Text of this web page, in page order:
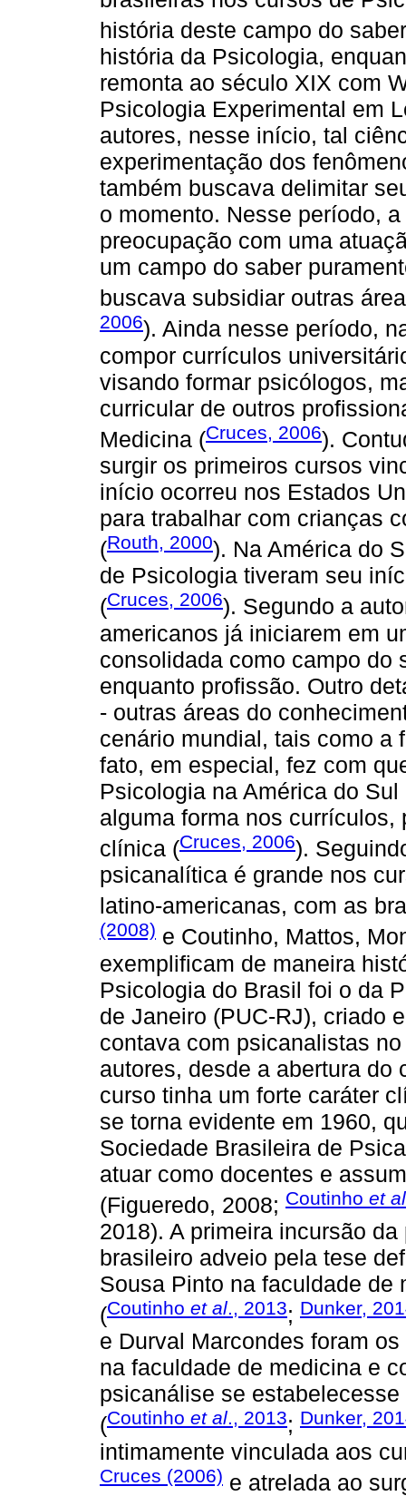
história deste campo do
história da Psicologia,
remonta ao século XIX com
Psicologia Experimental em
autores, nesse início, tal
experimentação dos
também buscava delimitar
o momento. Nesse período,
preocupação com uma
um campo do saber
buscava subsidiar outras
2006). Ainda nesse período,
compor currículos
visando formar psicólogos,
curricular de outros
Medicina (Cruces, 2006).
surgir os primeiros cursos
início ocorreu nos Estados
para trabalhar com crianças
(Routh, 2000). Na América do
de Psicologia tiveram seu
(Cruces, 2006). Segundo a
americanos já iniciarem em
consolidada como campo do
enquanto profissão. Outro
- outras áreas do
cenário mundial, tais como a
fato, em especial, fez com
Psicologia na América do
alguma forma nos
clínica (Cruces, 2006).
psicanalítica é grande nos
latino-americanas, com as
(2008) e Coutinho, Mattos,
exemplificam de maneira
Psicologia do Brasil foi o da
de Janeiro (PUC-RJ), criado
contava com psicanalistas
autores, desde a abertura do
curso tinha um forte caráter
se torna evidente em 1960,
Sociedade Brasileira de
atuar como docentes e
(Figueredo, 2008; Coutinho et al
2018). A primeira incursão
brasileiro adveio pela tese
Sousa Pinto na faculdade de
(Coutinho et al., 2013; Dunker,
e Durval Marcondes foram
na faculdade de medicina e
psicanálise se
(Coutinho et al., 2013; Dunker,
intimamente vinculada aos
Cruces (2006) e atrelada ao